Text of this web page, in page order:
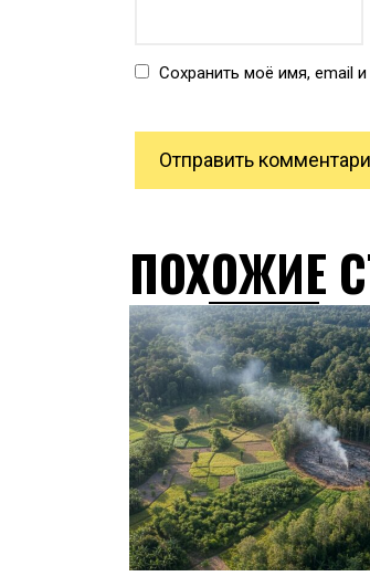
Сохранить моё имя, email
ПОХОЖИЕ